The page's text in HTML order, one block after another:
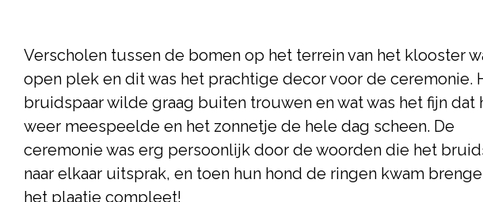
Verscholen tussen de bomen op het terrein van het klooster
open plek en dit was het prachtige decor voor de ceremonie.
bruidspaar wilde graag buiten trouwen en wat was het fijn dat
weer meespeelde en het zonnetje de hele dag scheen. De
ceremonie was erg persoonlijk door de woorden die het
naar elkaar uitsprak, en toen hun hond de ringen kwam
het plaatje compleet!